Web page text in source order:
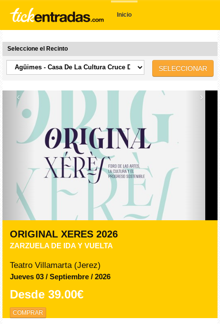
Inicio
Seleccione el Recinto
SELECCIONAR
‹ ›
ORIGINAL XERES 2026
ZARZUELA DE IDA Y VUELTA
Teatro Villamarta (Jerez)
Jueves 03 / Septiembre / 2026
Desde 39.00€
COMPRAR